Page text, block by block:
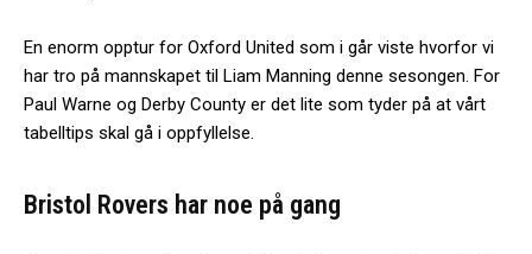
En enorm opptur for Oxford United som i går viste hvorfor vi
har tro på mannskapet til Liam Manning denne sesongen. For
Paul Warne og Derby County er det lite som tyder på at vårt
tabelltips skal gå i oppfyllelse.
Bristol Rovers har noe på gang